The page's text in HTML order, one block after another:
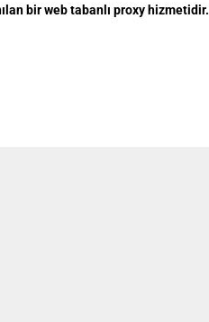
bir web tabanlı proxy hizmetidir.